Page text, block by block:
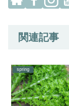
関連記事
spring